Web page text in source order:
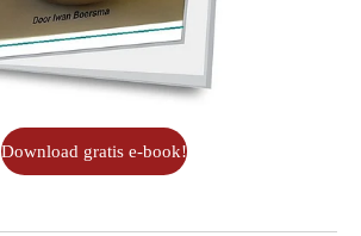
Download gratis e-book!